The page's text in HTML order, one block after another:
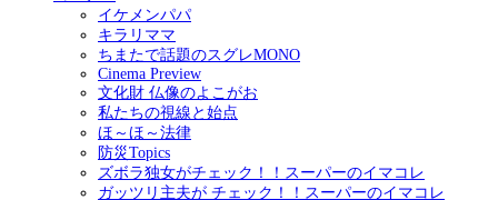
イケメンパパ
キラリママ
ちまたで話題のスグレMONO
Cinema Preview
文化財 仏像のよこがお
私たちの視線と始点
ほ～ほ～法律
防災Topics
ズボラ独女がチェック！！スーパーのイマコレ
ガッツリ主夫が チェック！！スーパーのイマコレ